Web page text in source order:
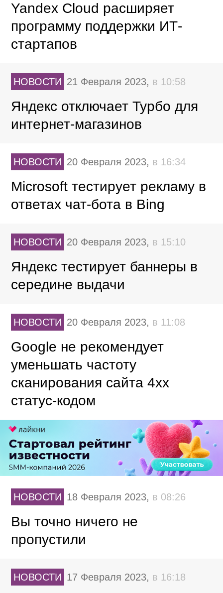
Yandex Cloud расширяет
программу поддержки ИТ-
стартапов
НОВОСТИ 21 Февраля 2023, в 10:58
Яндекс отключает Турбо для
интернет-магазинов
НОВОСТИ 20 Февраля 2023, в 16:34
Microsoft тестирует рекламу в
ответах чат-бота в Bing
НОВОСТИ 20 Февраля 2023, в 15:10
Яндекс тестирует баннеры в
середине выдачи
НОВОСТИ 20 Февраля 2023, в 11:08
Google не рекомендует
уменьшать частоту
сканирования сайта 4хх
статус-кодом
НОВОСТИ 18 Февраля 2023, в 08:26
Вы точно ничего не
пропустили
НОВОСТИ 17 Февраля 2023, в 16:18